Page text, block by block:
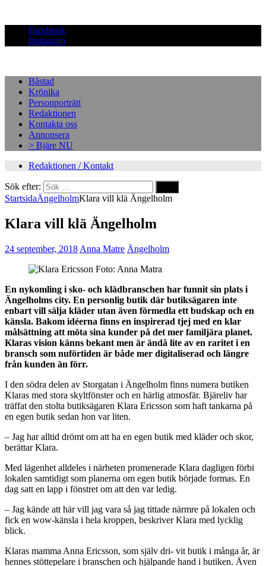
Facebook
Instagram
Båstad
Krönika
Personporträtt
Redaktionen
Kontakta oss
Annonsera
> Bjäre NU
Redaktionen / Kontakt
Sök efter:
StartsidaÄngelholmKlara vill klä Ängelholm
Klara vill klä Ängelholm
24 september, 2018 Anna Matre Ängelholm
En nykomling i sko- och klädbranschen har funnit sin plats i
Ängelholms city. En personlig butik där butiksägaren inte
enbart vill sälja kläder utan även förmedla ett budskap och en
känsla. Bakom idéerna finns en inspirerad tjej med en klar
målsättning att möta sina kunder på det mer familjära planet.
Klaras vision känns bekant men är ändå lite av en raritet i en
bransch som nuförtiden är både mer digitaliserad och längre
från kunden än förr.
I den södra delen av Storgatan i Ängelholm finns numera butiken
Klaras med stora skyltfönster och en härlig atmosfär. Bjäreliv har
träffat den stolta butiksägaren Klara Ericsson som haft tankarna på
en egen butik sedan hon var liten.
– Jag har alltid drömt om att ha en egen butik med kläder och skor,
berättar Klara.
Med lägenhet alldeles i närheten promenerade Klara dagligen förbi
lokalen samtidigt som planerna om egen butik började formas. En
dag satt en lapp i fönstret om att den var ledig.
– Jag kände att här vill jag vara så jag tittade närmre på lokalen och
fick en wow-känsla i hela kroppen, beskriver Klara med lycklig
blick.
Klaras mamma Anna Ericsson, som själv dri- vit butik i många år, är
hennes stöttepelare i branschen och hjälpande hand i butiken. Även